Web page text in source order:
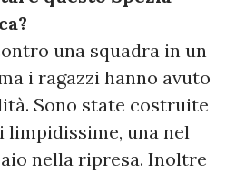
una squadra in un
i ragazzi hanno avuto
Sono state costruite
limpidissime, una nel
nella ripresa. Inoltre